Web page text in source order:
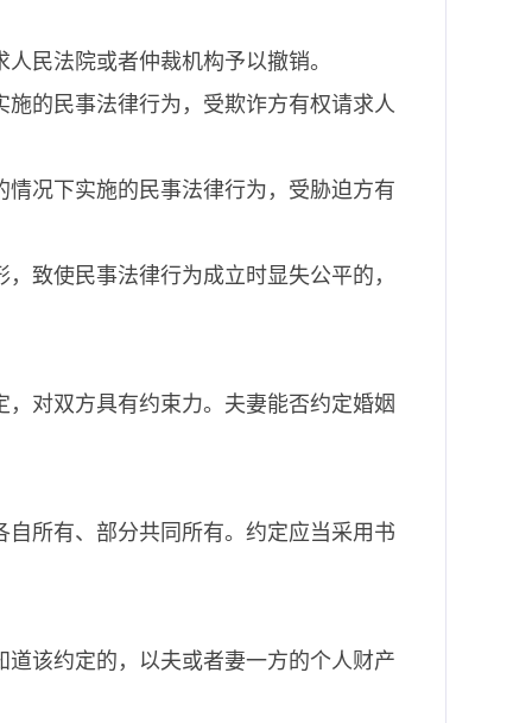
民法院或者仲裁机构予以撤销。
的民事法律行为，受欺诈方有权请求人
况下实施的民事法律行为，受胁迫方有
致使民事法律行为成立时显失公平的，
对双方具有约束力。夫妻能否约定婚姻
所有、部分共同所有。约定应当采用书
该约定的，以夫或者妻一方的个人财产